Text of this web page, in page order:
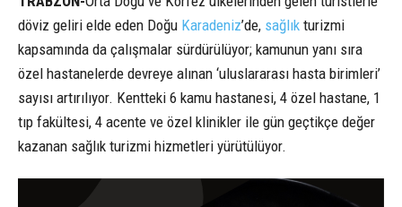
döviz geliri elde eden Doğu Karadeniz’de, sağlık turizmi
kapsamında da çalışmalar sürdürülüyor; kamunun yanı sıra
özel hastanelerde devreye alınan ‘uluslararası hasta birimleri’
sayısı artırılıyor. Kentteki 6 kamu hastanesi, 4 özel hastane, 1
tıp fakültesi, 4 acente ve özel klinikler ile gün geçtikçe değer
kazanan sağlık turizmi hizmetleri yürütülüyor.